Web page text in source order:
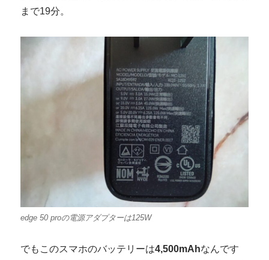
まで19分。
edge 50 proの電源アダプターは125W
でもこのスマホのバッテリーは4,500mAhなんです